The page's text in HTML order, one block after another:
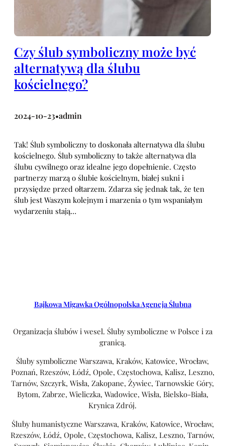
Czy ślub symboliczny może być
alternatywą dla ślubu
kościelnego?
2024-10-23•admin
Tak! Ślub symboliczny to doskonała alternatywa dla ślubu
kościelnego. Ślub symboliczny to także alternatywa dla
ślubu cywilnego oraz idealne jego dopełnienie. Często
partnerzy marzą o ślubie kościelnym, białej sukni i
przysiędze przed ołtarzem. Zdarza się jednak tak, że ten
ślub jest Waszym kolejnym i marzenia o tym wspaniałym
wydarzeniu stają…
Bajkowa Migawka Ogólnopolska Agencja Ślubna
Organizacja ślubów i wesel. Śluby symboliczne w Polsce i za
granicą.
Śluby symboliczne Warszawa, Kraków, Katowice, Wrocław,
Poznań, Rzeszów, Łódź, Opole, Częstochowa, Kalisz, Leszno,
Tarnów, Szczyrk, Wisła, Zakopane, Żywiec, Tarnowskie Góry,
Bytom, Zabrze, Wieliczka, Wadowice, Wisła, Bielsko-Biała,
Krynica Zdrój.
Śluby humanistyczne Warszawa, Kraków, Katowice, Wrocław,
Rzeszów, Łódź, Opole, Częstochowa, Kalisz, Leszno, Tarnów,